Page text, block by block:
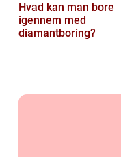
Hvad kan man bore
igennem med
diamantboring?